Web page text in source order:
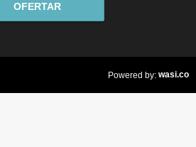
OFERTAR
Powered by: wasi.co